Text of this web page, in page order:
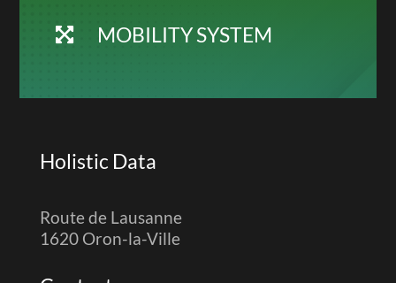
 MOBILITY SYSTEM
Holistic Data
Route de Lausanne
1620 Oron-la-Ville